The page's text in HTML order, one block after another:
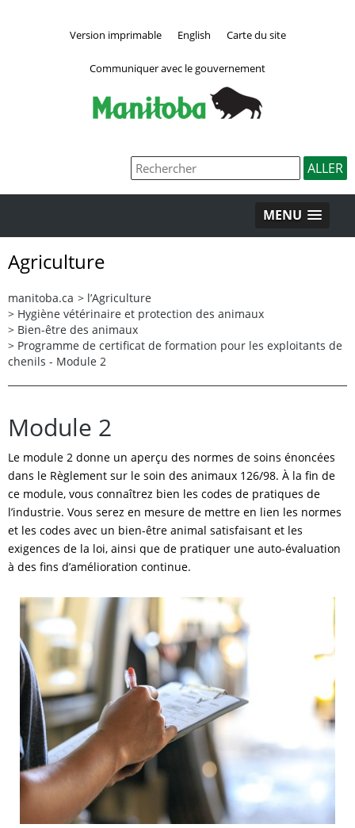
Version imprimable English Carte du site
Communiquer avec le gouvernement
MENU
Agriculture
manitoba.ca > l’Agriculture
> Hygiène vétérinaire et protection des animaux
> Bien-être des animaux
> Programme de certificat de formation pour les exploitants de
chenils - Module 2
Module 2
Le module 2 donne un aperçu des normes de soins énoncées
dans le Règlement sur le soin des animaux 126/98. À la fin de
ce module, vous connaîtrez bien les codes de pratiques de
l’industrie. Vous serez en mesure de mettre en lien les normes
et les codes avec un bien-être animal satisfaisant et les
exigences de la loi, ainsi que de pratiquer une auto-évaluation
à des fins d’amélioration continue.